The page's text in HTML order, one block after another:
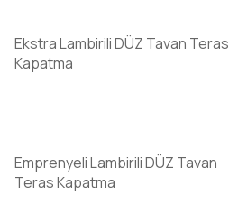
Ekstra Lambirili DÜZ Tavan Teras
Kapatma
Emprenyeli Lambirili DÜZ Tavan
Teras Kapatma